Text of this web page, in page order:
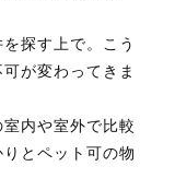
探す上で。こう
が変わってきま
内や室外で比較
とペット可の物